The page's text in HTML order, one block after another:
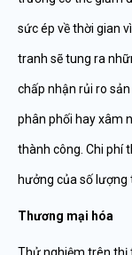
sức ép về thời gian
tranh sẽ tung ra
chấp nhận rủi ro
phân phối hay xâm
thành công. Chi phí
hưởng của số lượng
Thương mại hóa